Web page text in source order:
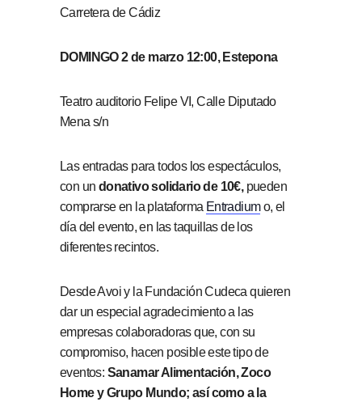
Carretera de Cádiz
DOMINGO 2 de marzo 12:00, Estepona
Teatro auditorio Felipe VI, Calle Diputado
Mena s/n
Las entradas para todos los espectáculos,
con un donativo solidario de 10€, pueden
comprarse en la plataforma Entradiumo, el
día del evento, en las taquillas de los
diferentes recintos.
Desde Avoi y la Fundación Cudeca quieren
dar un especial agradecimiento a las
empresas colaboradoras que, con su
compromiso, hacen posible este tipo de
eventos: Sanamar Alimentación, Zoco
Home y Grupo Mundo; así como a la